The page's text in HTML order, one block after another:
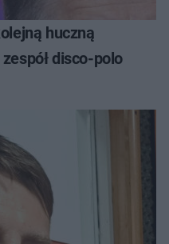
huczną
disco-polo